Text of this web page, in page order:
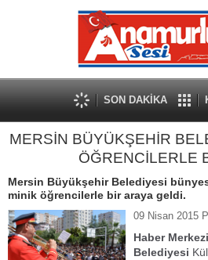
SON DAKİKA
MERSİN BÜYÜKŞEHİR
ÖĞRENCİLERLE
Mersin Büyükşehir Belediyesi
minik öğrencilerle bir araya geldi.
09 Nisan 2015
Haber
Belediyesi